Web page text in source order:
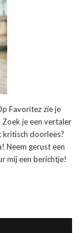
Favoritez zie je
je een vertaler
kritisch doorlees?
Neem gerust een
mij een berichtje!